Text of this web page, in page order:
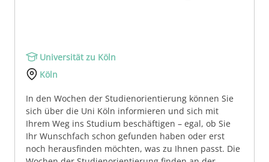
Universität zu Köln
Köln
In den Wochen der Studienorientierung können Sie
sich über die Uni Köln informieren und sich mit
Ihrem Weg ins Studium beschäftigen – egal, ob Sie
Ihr Wunschfach schon gefunden haben oder erst
noch herausfinden möchten, was zu Ihnen passt. Die